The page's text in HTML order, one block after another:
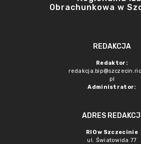
Obrachunkowa w
REDAKCJA
Redaktor:
pl
Administrator:
ADRES REDAKCJI
RIO w Szczecinie
ul. Światowida 77